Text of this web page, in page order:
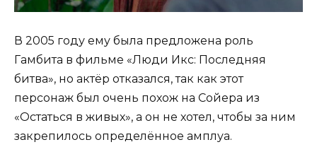
В 2005 году ему была предложена роль
Гамбита в фильме «Люди Икс: Последняя
битва», но актёр отказался, так как этот
персонаж был очень похож на Сойера из
«Остаться в живых», а он не хотел, чтобы за ним
закрепилось определённое амплуа.